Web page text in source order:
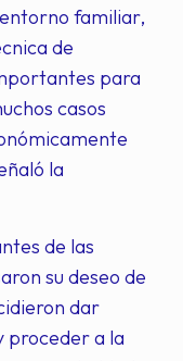
familiar,
de
para
casos
la
de las
su deseo de
dar
proceder a la